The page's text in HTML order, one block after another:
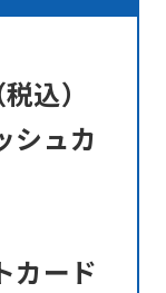
込）
シュカ
カード